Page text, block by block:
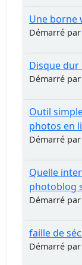
Une borne
Démarré
Disque dur
Démarré par
Outil
photos en
Démarré par
Quelle
photoblog
Démarré
faille de
Démarré